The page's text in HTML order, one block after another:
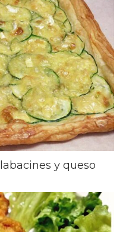
y queso